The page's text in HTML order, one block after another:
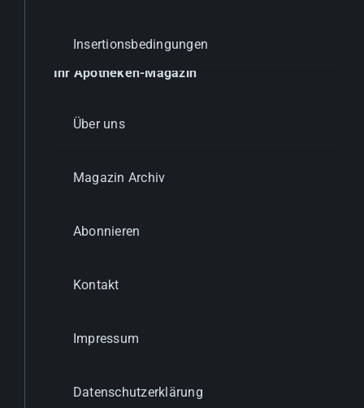
Insertionsbedingungen
Ihr Apotheken-Magazin
Über uns
Magazin Archiv
Abonnieren
Kontakt
Impressum
Datenschutzerklärung